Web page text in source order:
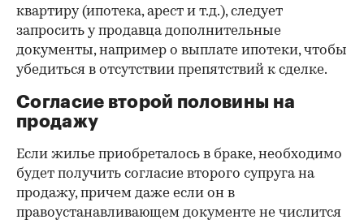
квартиру (ипотека, арест и т.д.), следует
запросить у продавца дополнительные
документы, например о выплате ипотеки, чтобы
убедиться в отсутствии препятствий к сделке.
Согласие второй половины на
продажу
Если жилье приобреталось в браке, необходимо
будет получить согласие второго супруга на
продажу, причем даже если он в
правоустанавливающем документе не числится